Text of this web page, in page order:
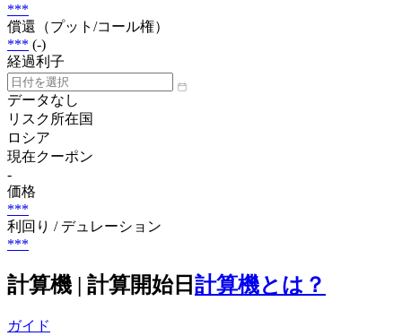
***
償還（プット/コール権）
*** (-)
経過利子
データなし
リスク所在国
ロシア
現在クーポン
-
価格
***
利回り / デュレーション
***
計算機 | 計算開始日 計算機とは？
ガイド